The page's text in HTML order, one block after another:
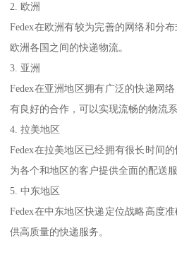
2. 欧洲
Fedex在欧洲有较为完善的网络和分
欧洲各国之间的快递物流。
3. 亚洲
Fedex在亚洲地区拥有广泛的快递网
有良好的合作，可以实现流畅的物流系
4. 拉美地区
Fedex在拉美地区已经拥有很长时间
为各个和地区的客户提供全面的配送服
5. 中东地区
Fedex在中东地区快递定位战略高度
供高质量的快递服务。